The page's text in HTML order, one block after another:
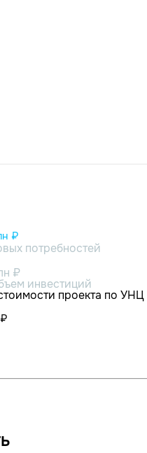
₽
потребностей
₽
инвестиций
проекта по УНЦ